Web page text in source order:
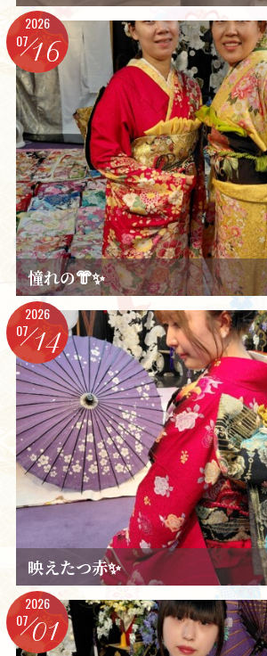
2026
0716
憧れの👘✨️
2026
07 14
映えたつ赤✨️
2026
0701